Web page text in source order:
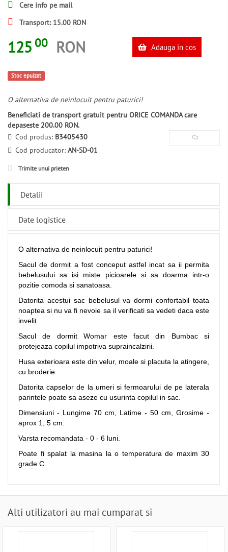
Cere info pe mail
Transport: 15.00 RON
125 00 RON Adauga in cos
Stoc epuizat
O alternativa de neinlocuit pentru paturici!
Beneficiati de transport gratuit pentru ORICE COMANDA care
depaseste 200.00 RON.
Cod produs: B3405430
Cod producator: AN-SD-01
Trimite unui prieten
Detalii
Date logistice
O alternativa de neinlocuit pentru paturici!
Sacul de dormit a fost conceput astfel incat sa ii permita
bebelusului sa isi miste picioarele si sa doarma intr-o
pozitie comoda si sanatoasa.
Datorita acestui sac bebelusul va dormi confortabil toata
noaptea si nu va fi nevoie sa il verificati sa vedeti daca este
invelit.
Sacul de dormit Womar este facut din Bumbac si
protejeaza copilul impotriva supraincalzirii.
Husa exterioara este din velur, moale si placuta la atingere,
cu broderie.
Datorita capselor de la umeri si fermoarului de pe laterala
parintele poate sa aseze cu usurinta copilul in sac.
Dimensiuni - Lungime 70 cm, Latime - 50 cm, Grosime -
aprox 1, 5 cm.
Varsta recomandata - 0 - 6 luni.
Poate fi spalat la masina la o temperatura de maxim 30
grade C.
Alti utilizatori au mai cumparat si